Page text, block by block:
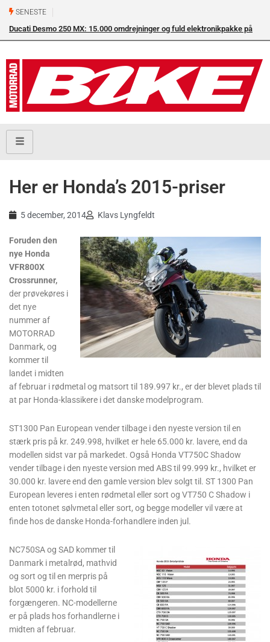
SENESTE
Ducati Desmo 250 MX: 15.000 omdrejninger og fuld elektronikpakke på
Her er Honda’s 2015-priser
5 december, 2014 Klavs Lyngfeldt
Foruden den
nye Honda
VFR800X
Crossrunner,
der prøvekøres i
det nye
nummer af
MOTORRAD
Danmark, og
kommer til
landet i midten
af februar i rødmetal og matsort til 189.997 kr., er der blevet plads til
at par Honda-klassikere i det danske modelprogram.
ST1300 Pan European vender tilbage i den nyeste version til en
stærk pris på kr. 249.998, hvilket er hele 65.000 kr. lavere, end da
modellen sidst var på markedet. Også Honda VT750C Shadow
vender tilbage i den nyeste version med ABS til 99.999 kr., hvilket er
30.000 kr. lavere end den gamle version blev solgt til. ST 1300 Pan
European leveres i enten rødmetal eller sort og VT750 C Shadow i
enten totonet sølvmetal eller sort, og begge modeller vil være at
finde hos de danske Honda-forhandlere inden jul.
NC750SA og SAD kommer til
Danmark i metalrød, mathvid
og sort og til en merpris på
blot 5000 kr. i forhold til
forgængeren. NC-modellerne
er på plads hos forhandlerne i
midten af februar.